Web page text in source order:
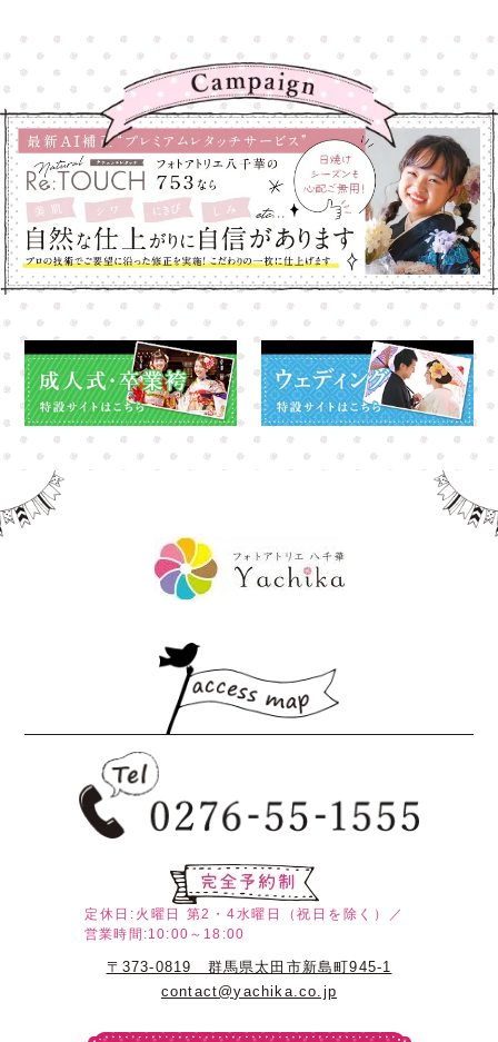
定休日:火曜日
第2・4水曜日（祝日を除く）／
営業時間:10:00～18:00
〒373-0819 群馬県太田市新島町945-1
contact@yachika.co.jp